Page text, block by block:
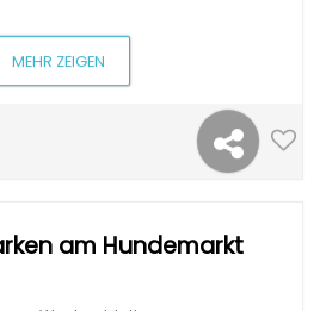
MEHR ZEIGEN
am Hundemarkt